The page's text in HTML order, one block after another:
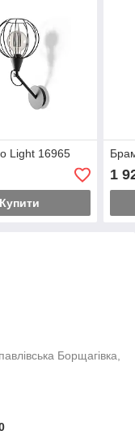
Light 16965
Купити
1
Борщагівка,